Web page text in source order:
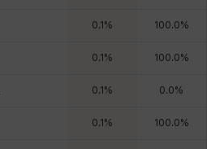
0.1 % 100.0%
0.1 % 100.0%
0.1 % 0.0%
0.1 % 100.0%